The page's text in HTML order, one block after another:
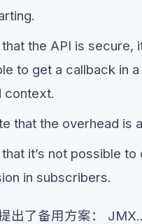
the API is secure,
to get a callback in
context.
that the overhead is
it’s not possible
in subscribers.
出了备用方案：